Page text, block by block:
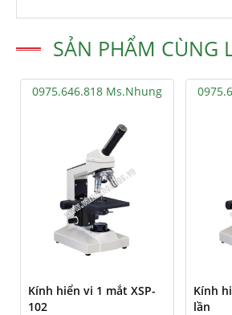
SẢN PHẨM CÙNG
0975.646.818 Ms.Nhung
Kính hiển vi 1 mắt XSP-
102
Kính
lần